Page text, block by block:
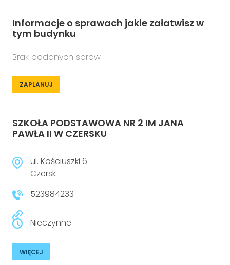
Informacje o sprawach jakie załatwisz w
tym budynku
Brak podanych spraw
ZAPLANUJ
SZKOŁA PODSTAWOWA NR 2 IM JANA
PAWŁA II W CZERSKU
ul. Kościuszki 6
Czersk
523984233
Nieczynne
WIĘCEJ